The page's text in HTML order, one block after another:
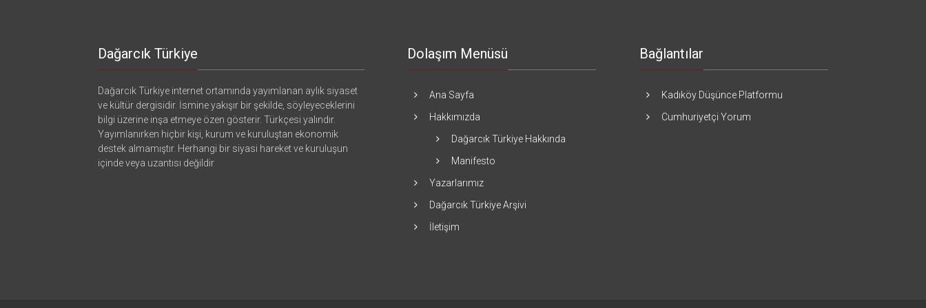
Dağarcık Türkiye
Dağarcık Türkiye internet ortamında yayımlanan aylık siyaset
ve kültür dergisidir. İsmine yakışır bir şekilde, söyleyeceklerini
bilgi üzerine inşa etmeye özen gösterir. Türkçesi yalındır.
Yayımlanırken hiçbir kişi, kurum ve kuruluştan ekonomik
destek almamıştır. Herhangi bir siyasi hareket ve kuruluşun
içinde veya uzantısı değildir
Dolaşım Menüsü
Ana Sayfa
Hakkımızda
Dağarcık Türkiye Hakkında
Manifesto
Yazarlarımız
Dağarcık Türkiye Arşivi
İletişim
Bağlantılar
Kadıköy Düşünce Platformu
Cumhuriyetçi Yorum